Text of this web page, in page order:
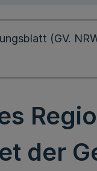
(GV.
der